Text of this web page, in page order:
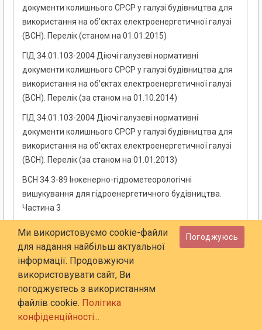
документи колишнього СРСР у галузі будівництва для
використання на об’єктах електроенергетичної галузі
(ВСН). Перелік (станом на 01.01.2015)
ГІД 34.01.103-2004 Діючі галузеві нормативні
документи колишнього СРСР у галузі будівництва для
використання на об’єктах електроенергетичної галузі
(ВСН). Перелік (за станом на 01.10.2014)
ГІД 34.01.103-2004 Діючі галузеві нормативні
документи колишнього СРСР у галузі будівництва для
використання на об’єктах електроенергетичної галузі
(ВСН). Перелік (за станом на 01.01.2013)
ВСН 34.3-89 Інженерно-гідрометеорологічні
вишукування для гідроенергетичного будівництва.
Частина 3
ВСН 34.2-88 Інженерно-геологічні вишукування для
гідроенергетичних споруд. Частина 2
ВСН 011-67 Інструкція з організації і роботи
будівельних лабораторій бетону і будівельних
матеріалів
гідротехнічних будівництвах і перелік нормативних
Ми використовуємо cookie-файли
для надання найбільш актуальної
інформації. Продовжуючи
використовувати сайт, Ви
погоджуєтесь з використанням
файлів cookie. Політика
конфіденційності...
Погоджуюсь